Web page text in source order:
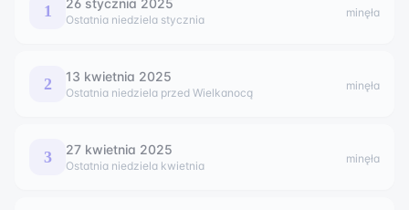
1 26 stycznia 2025
Ostatnia niedziela stycznia
minęła
2 13 kwietnia 2025
Ostatnia niedziela przed Wielkanocą
minęła
3 27 kwietnia 2025
Ostatnia niedziela kwietnia
minęła